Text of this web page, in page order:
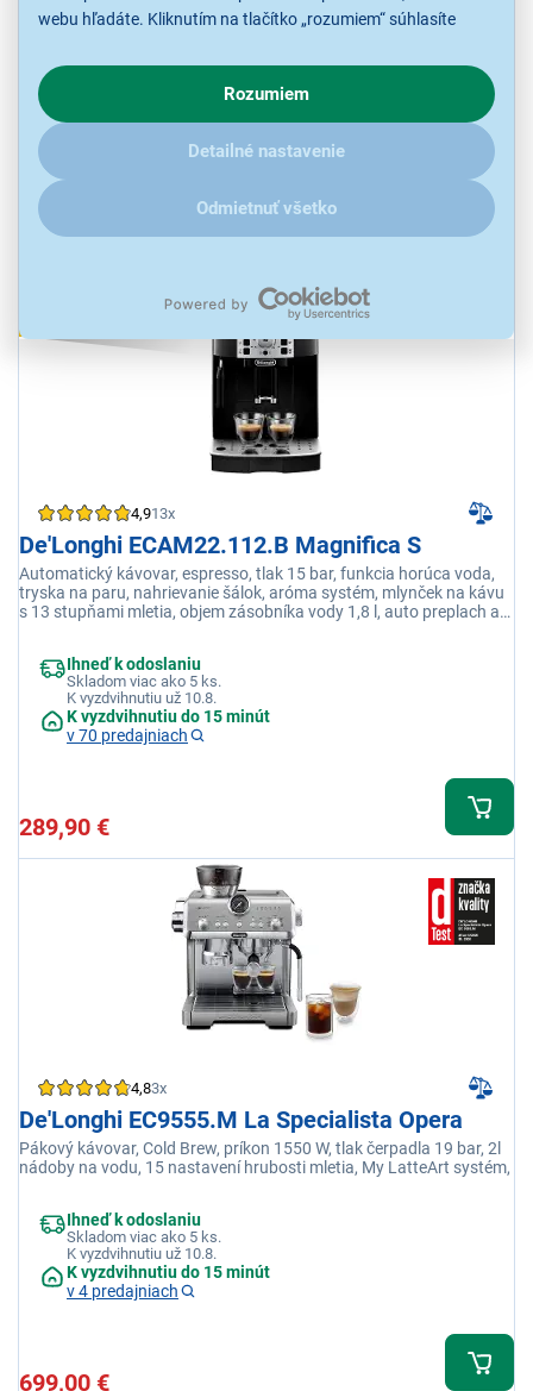
webu hľadáte. Kliknutím na tlačítko „rozumiem“ súhlasíte
o chovaní na webe pre zobrazovaní cielených reklám.
V prípade že vás zaujímajú detaily, ako u nás s cookies a
ďalšími údaji pracujeme, kliknitesem.
Rozumiem
Detailné nastavenie
Odmietnuť všetko
vodu 1,7 l, Cappuccino systém, použitie mletej kávy, tryska otočná o
K vyzdvihnutiu už 10.8.
K vyzdvihnutiu do 15 minút
4,913x
De'Longhi ECAM22.112.B Magnifica S
Automatický kávovar, espresso, tlak 15 bar, funkcia horúca voda,
tryska na paru, nahrievanie šálok, aróma systém, mlynček na kávu
s 13 stupňami mletia, objem zásobníka vody 1,8 l, auto preplach a
Ihneď k odoslaniu
Skladom viac ako 5 ks.
K vyzdvihnutiu už 10.8.
K vyzdvihnutiu do 15 minút
v 70 predajniach
289,90 €
4,83x
De'Longhi EC9555.M La Specialista Opera
Pákový kávovar, Cold Brew, príkon 1550 W, tlak čerpadla 19 bar, 2l
nádoby na vodu, 15 nastavení hrubosti mletia, My LatteArt systém,
Ihneď k odoslaniu
Skladom viac ako 5 ks.
K vyzdvihnutiu už 10.8.
K vyzdvihnutiu do 15 minút
v 4 predajniach
699,00 €